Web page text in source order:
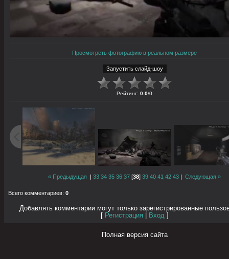
Просмотреть фотографию в реальном размере
Рейтинг: 0.0/0
« Предыдущая |33 34 35 36 37 [38]39 40 41 42 43 |Следующая »
Всего комментариев: 0
Добавлять комментарии могут только зарегистрированные
Регистрация Вход
Полная версия сайта